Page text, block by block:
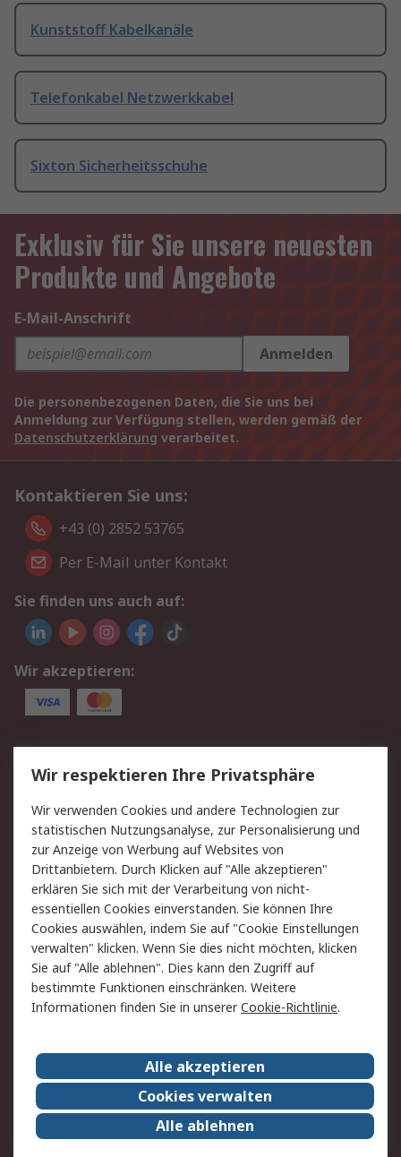
Kunststoff Kabelkanäle
Telefonkabel Netzwerkkabel
Sixton Sicherheitsschuhe
Exklusiv für Sie unsere neuesten
Produkte und Angebote
E-Mail-Anschrift
Anmelden
Die personenbezogenen Daten, die Sie uns bei
Anmeldung zur Verfügung stellen, werden gemäß der
Datenschutzerklärung verarbeitet.
Kontaktieren Sie uns:
+43 (0) 2852 53765
Per E-Mail unter Kontakt
Sie finden uns auch auf:
Wir akzeptieren:
Service
Value Added Services
Lieferlösungen
Rücksendung/Entsorgung Kontakt
Hilfe
Rechtliches
RS Verkaufs- und
Lieferbedingungen
Datenschutz
Cookie-Richtlinie
Zahlungsbedingungen
Impressum
Webseite Konditionen
RS weltweit
Karriere bei RS
Nachhaltigkeit
Qualität/Zertifikate
Presse-Center
Event-Center
Wir respektieren Ihre Privatsphäre
Wir verwenden Cookies und andere Technologien zur
statistischen Nutzungsanalyse, zur Personalisierung und
zur Anzeige von Werbung auf Websites von
Drittanbietern. Durch Klicken auf "Alle akzeptieren"
erklären Sie sich mit der Verarbeitung von nicht-
essentiellen Cookies einverstanden. Sie können Ihre
Cookies auswählen, indem Sie auf "Cookie Einstellungen
verwalten" klicken. Wenn Sie dies nicht möchten, klicken
Sie auf "Alle ablehnen". Dies kann den Zugriff auf
bestimmte Funktionen einschränken. Weitere
Informationen finden Sie in unsererCookie-Richtlinie.
Alle akzeptieren
Cookies verwalten
Alle ablehnen